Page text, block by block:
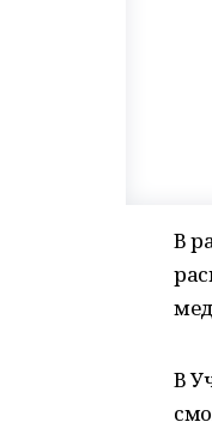
В
В